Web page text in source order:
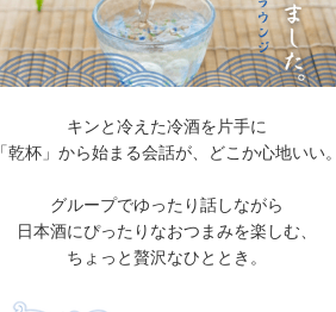
キンと冷えた冷酒を片手に
「乾杯」から始まる会話が、どこか心地いい。
グループでゆったり話しながら
日本酒にぴったりなおつまみを楽しむ、
ちょっと贅沢なひととき。